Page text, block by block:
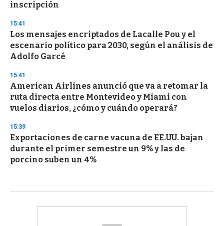
inscripción
15:41
Los mensajes encriptados de Lacalle Pou y el
escenario político para 2030, según el análisis de
Adolfo Garcé
15:41
American Airlines anunció que va a retomar la
ruta directa entre Montevideo y Miami con
vuelos diarios, ¿cómo y cuándo operará?
15:39
Exportaciones de carne vacuna de EE.UU. bajan
durante el primer semestre un 9% y las de
porcino suben un 4%